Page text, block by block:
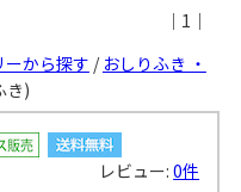
｜1｜
ーから探す / おしりふき ・
き)
レビュー:0件